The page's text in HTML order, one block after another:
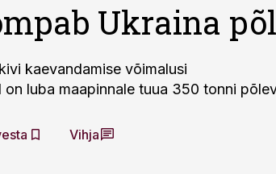
Ukraina
kaevandamise võimalusi
on luba maapinnale tuua 350 tonni
Vihja